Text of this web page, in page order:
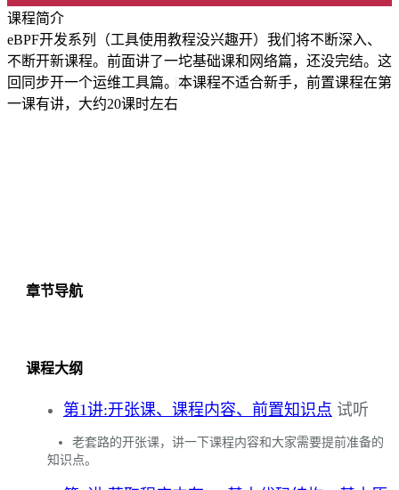
成为VIP
课程简介
eBPF开发系列（工具使用教程没兴趣开）我们将不断深入、
不断开新课程。前面讲了一坨基础课和网络篇，还没完结。这
回同步开一个运维工具篇。本课程不适合新手，前置课程在第
一课有讲，大约20课时左右
章节导航
课程大纲
第1讲:开张课、课程内容、前置知识点 试听
老套路的开张课，讲一下课程内容和大家需要提前准备的
知识点。